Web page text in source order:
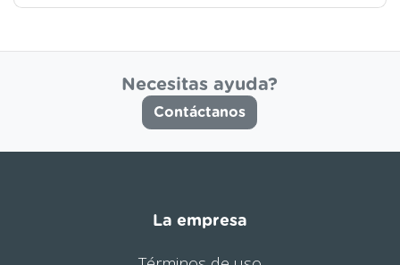
Necesitas ayuda?
Contáctanos
La empresa